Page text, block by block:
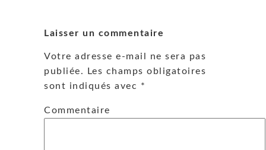
Laisser un commentaire
Votre adresse e-mail ne sera pas
publiée.
Les champs obligatoires
sont indiqués avec *
Commentaire